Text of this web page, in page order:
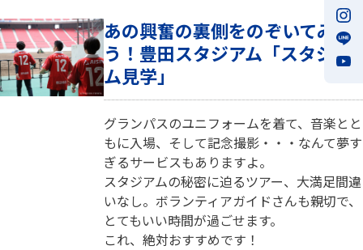
あの興奮の裏側をのぞいてみよ
う！豊田スタジアム「スタジア
ム見学」
グランパスのユニフォームを着て、音楽とと
もに入場、そして記念撮影・・・なんて夢す
ぎるサービスもありますよ。
スタジアムの秘密に迫るツアー、大満足間違
いなし。ボランティアガイドさんも親切で、
とてもいい時間が過ごせます。
これ、絶対おすすめです！